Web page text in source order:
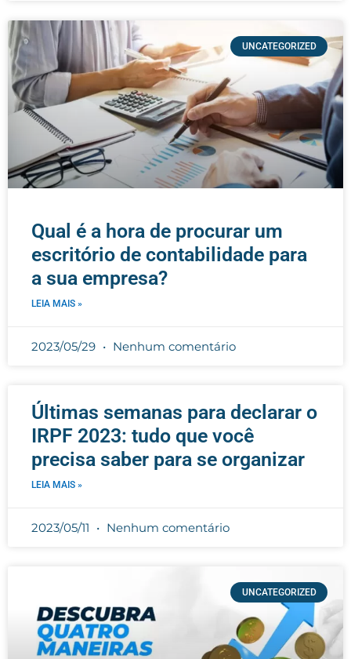
UNCATEGORIZED
Qual é a hora de procurar um
escritório de contabilidade para
a sua empresa?
LEIA MAIS »
2023/05/29 Nenhum comentário
Últimas semanas para declarar o
IRPF 2023: tudo que você
precisa saber para se organizar
LEIA MAIS »
2023/05/11 Nenhum comentário
UNCATEGORIZED